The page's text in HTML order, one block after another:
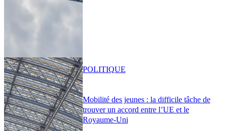
Mobilité des jeunes : la difficile tâche de
trouver un accord entre l’UE et le
Royaume-Uni
POLITIQUE